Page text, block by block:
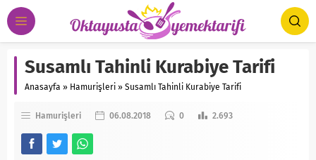
Susamlı Tahinli Kurabiye Tarifi
Anasayfa » Hamurişleri » Susamlı Tahinli Kurabiye Tarifi
Hamurişleri 06.08.2018 0 2.693